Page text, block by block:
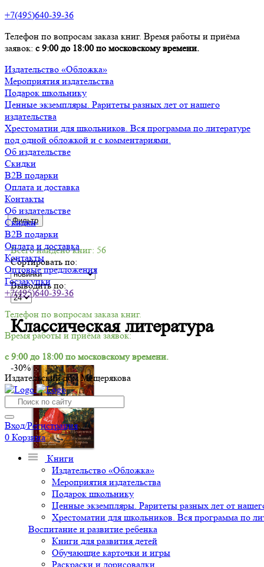
+7(495)640-39-36
Телефон по вопросам заказа книг. Время работы и приёма
заявок: с 9:00 до 18:00 по московскому времени.
Издательство «Обложка»
Мероприятия издательства
Подарок школьнику
Ценные экземпляры. Раритеты разных лет от нашего
издательства
Хрестоматии для школьников. Вся программа по литературе
под одной обложкой и с комментариями.
Об издательстве
Скидки
B2B подарки
Оплата и доставка
Контакты
Об издательстве
Скидки
B2B подарки
Оплата и доставка
Контакты
Оптовые предложения
Госзакупки
+7(495)640-39-36
Телефон по вопросам заказа книг.
Время работы и приёма заявок:
с 9:00 до 18:00 по московскому времени.
Издательский дом Мещерякова
Вход/Регистрация
0 Корзина
Книги
Издательство «Обложка»
Мероприятия издательства
Подарок школьнику
Ценные экземпляры. Раритеты разных лет от
Хрестоматии для школьников. Вся программа по
Воспитание и развитие ребенка
Книги для развития детей
Обучающие карточки и игры
Раскраски и дорисовалки
Фильтр
Всего найдено книг: 56
Сортировать по:
Выводить по:
Классическая литература
-30%